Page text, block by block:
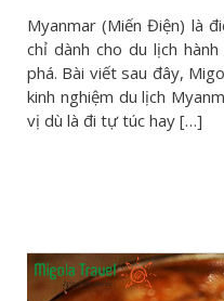
Myanmar (Miến Điện) là
chỉ dành cho du lịch
phá. Bài viết sau đây,
kinh nghiệm du lịch
vị dù là đi tự túc hay […]